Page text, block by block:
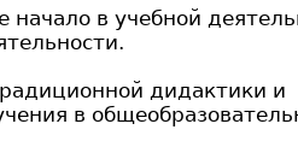
начало в учебной
дидактики и
в